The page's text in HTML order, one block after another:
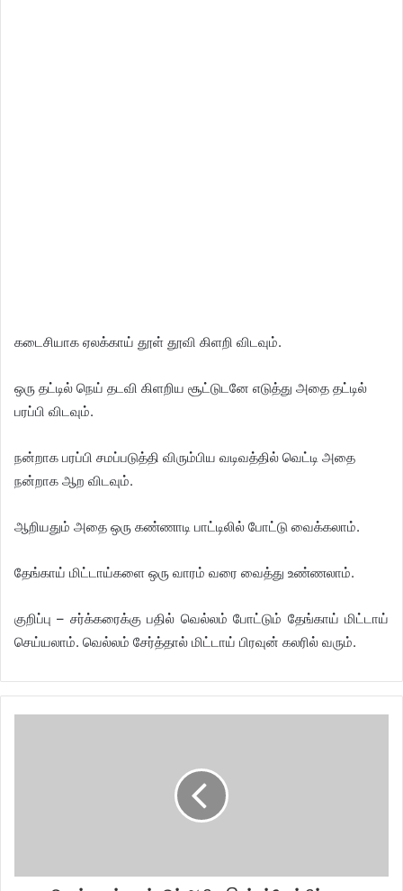
கடைசியாக ஏலக்காய் தூள் தூவி கிளறி விடவும்.
ஒரு தட்டில் நெய் தடவி கிளறிய சூட்டுடனே எடுத்து அதை தட்டில்
பரப்பி விடவும்.
நன்றாக பரப்பி சமப்படுத்தி விரும்பிய வடிவத்தில் வெட்டி அதை
நன்றாக ஆற விடவும்.
ஆறியதும் அதை ஒரு கண்ணாடி பாட்டிலில் போட்டு வைக்கலாம்.
தேங்காய் மிட்டாய்களை ஒரு வாரம் வரை வைத்து உண்ணலாம்.
குறிப்பு – சர்க்கரைக்கு பதில் வெல்லம் போட்டும் தேங்காய் மிட்டாய்
செய்யலாம். வெல்லம் சேர்த்தால் மிட்டாய் பிரவுன் கலரில் வரும்.